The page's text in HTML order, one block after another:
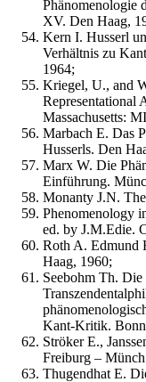
Phänomenologie
XV. Den Haag,
Kern I. Husserl
Verhältnis zu
1964;
Kriegel, U., and
Representational
Massachusetts:
Marbach E. Das
Husserls. Den
Marx W. Die
Einführung.
Monanty J.N.
Phenomenology
ed. by J.M.Edie.
Roth A. Edmund
Haag, 1960;
Seebohm Th.
Kant-Kritik.
Ströker E.,
Freiburg –
Thugendhat E.